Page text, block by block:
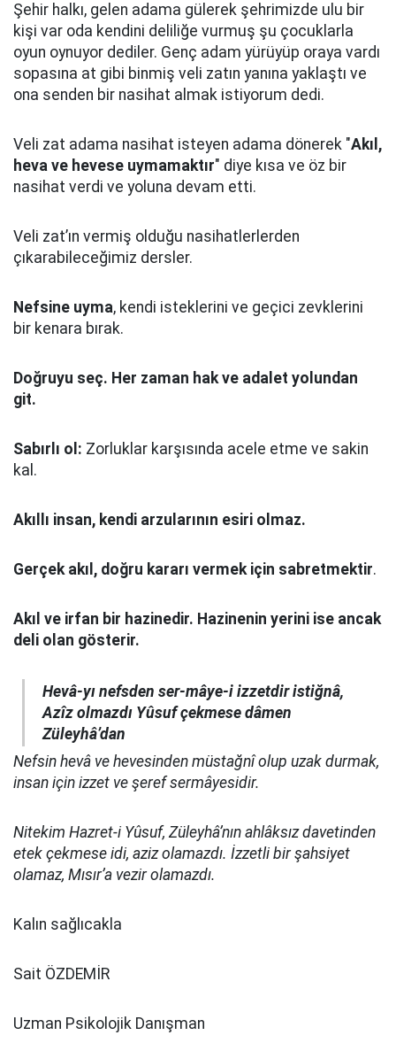
Şehir halkı, gelen adama gülerek şehrimizde ulu bir
kişi var oda kendini deliliğe vurmuş şu çocuklarla
oyun oynuyor dediler. Genç adam yürüyüp oraya vardı
sopasına at gibi binmiş veli zatın yanına yaklaştı ve
ona senden bir nasihat almak istiyorum dedi.
Veli zat adama nasihat isteyen adama dönerek "Akıl,
heva ve hevese uymamaktır" diye kısa ve öz bir
nasihat verdi ve yoluna devam etti.
Veli zat’ın vermiş olduğu nasihatlerlerden
çıkarabileceğimiz dersler.
Nefsine uyma, kendi isteklerini ve geçici zevklerini
bir kenara bırak.
Doğruyu seç. Her zaman hak ve adalet yolundan
git.
Sabırlı ol: Zorluklar karşısında acele etme ve sakin
kal.
Akıllı insan, kendi arzularının esiri olmaz.
Gerçek akıl, doğru kararı vermek için sabretmektir.
Akıl ve irfan bir hazinedir. Hazinenin yerini ise ancak
deli olan gösterir.
Hevâ-yı nefsden ser-mâye-i izzetdir istiğnâ,
Azîz olmazdı Yûsuf çekmese dâmen
Züleyhâ’dan
Nefsin hevâ ve hevesinden müstağnî olup uzak durmak,
insan için izzet ve şeref sermâyesidir.
Nitekim Hazret-i Yûsuf, Züleyhâ’nın ahlâksız davetinden
etek çekmese idi, aziz olamazdı. İzzetli bir şahsiyet
olamaz, Mısır’a vezir olamazdı.
Kalın sağlıcakla
Sait ÖZDEMİR
Uzman Psikolojik Danışman